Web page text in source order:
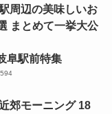
周辺の美味しいお
まとめて一挙大公
阜駅前特集
郊モーニング 18